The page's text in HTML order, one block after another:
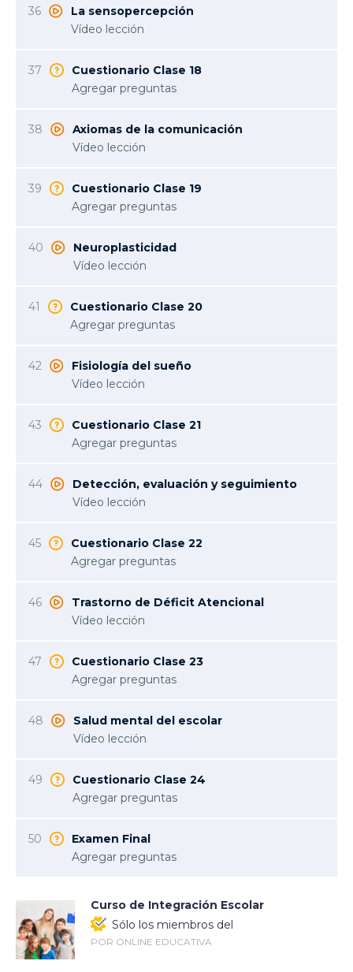
36
La sensopercepción
Vídeo lección
37
Cuestionario Clase 18
Agregar preguntas
38
Axiomas de la comunicación
Vídeo lección
39
Cuestionario Clase 19
Agregar preguntas
40
Neuroplasticidad
Vídeo lección
41
Cuestionario Clase 20
Agregar preguntas
42
Fisiología del sueño
Vídeo lección
43
Cuestionario Clase 21
Agregar preguntas
44
Detección, evaluación y seguimiento
Vídeo lección
45
Cuestionario Clase 22
Agregar preguntas
46
Trastorno de Déficit Atencional
Vídeo lección
47
Cuestionario Clase 23
Agregar preguntas
48
Salud mental del escolar
Vídeo lección
49
Cuestionario Clase 24
Agregar preguntas
50
Examen Final
Agregar preguntas
Curso de Integración Escolar
Sólo los miembros del
POR ONLINE EDUCATIVA